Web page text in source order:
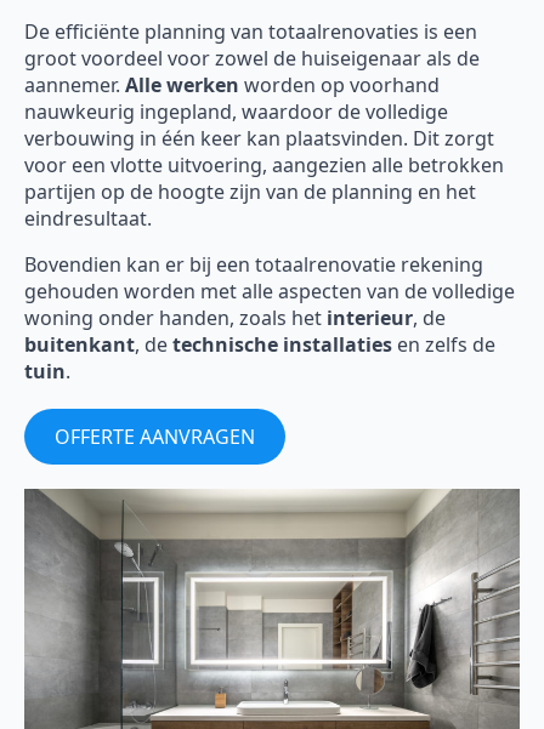
De efficiënte planning van totaalrenovaties is een
groot voordeel voor zowel de huiseigenaar als de
aannemer. Alle werken worden op voorhand
nauwkeurig ingepland, waardoor de volledige
verbouwing in één keer kan plaatsvinden. Dit zorgt
voor een vlotte uitvoering, aangezien alle betrokken
partijen op de hoogte zijn van de planning en het
eindresultaat.
Bovendien kan er bij een totaalrenovatie rekening
gehouden worden met alle aspecten van de volledige
woning onder handen, zoals het interieur, de
buitenkant, detechnische installaties en zelfs de
tuin.
OFFERTE AANVRAGEN